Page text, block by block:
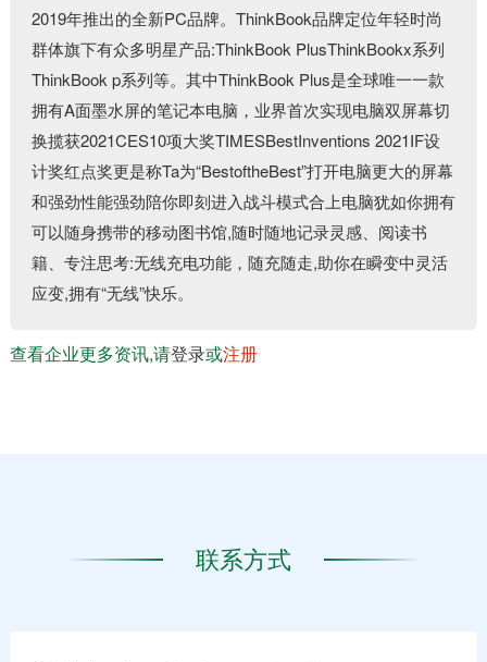
2019年推出的全新PC品牌。ThinkBook品牌定位年轻时尚
群体旗下有众多明星产品:ThinkBook PlusThinkBookx系列
ThinkBook p系列等。其中ThinkBook Plus是全球唯一一款
拥有A面墨水屏的笔记本电脑，业界首次实现电脑双屏幕切
换揽获2021CES10项大奖TIMESBestInventions 2021IF设
计奖红点奖更是称Ta为“BestoftheBest”打开电脑更大的屏幕
和强劲性能强劲陪你即刻进入战斗模式合上电脑犹如你拥有
可以随身携带的移动图书馆,随时随地记录灵感、阅读书
籍、专注思考:无线充电功能，随充随走,助你在瞬变中灵活
应变,拥有“无线”快乐。
查看企业更多资讯,请登录或注册
联系方式